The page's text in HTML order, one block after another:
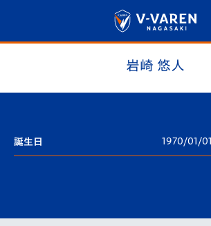
岩崎 悠人
誕生日 1970/01/01